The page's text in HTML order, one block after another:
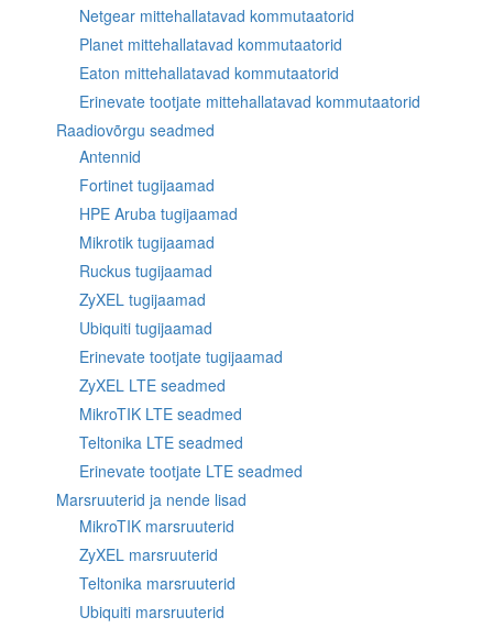
Netgear mittehallatavad kommutaatorid
Planet mittehallatavad kommutaatorid
Eaton mittehallatavad kommutaatorid
Erinevate tootjate mittehallatavad kommutaatorid
Raadiovõrgu seadmed
Antennid
Fortinet tugijaamad
HPE Aruba tugijaamad
Mikrotik tugijaamad
Ruckus tugijaamad
ZyXEL tugijaamad
Ubiquiti tugijaamad
Erinevate tootjate tugijaamad
ZyXEL LTE seadmed
MikroTIK LTE seadmed
Teltonika LTE seadmed
Erinevate tootjate LTE seadmed
Marsruuterid ja nende lisad
MikroTIK marsruuterid
ZyXEL marsruuterid
Teltonika marsruuterid
Ubiquiti marsruuterid